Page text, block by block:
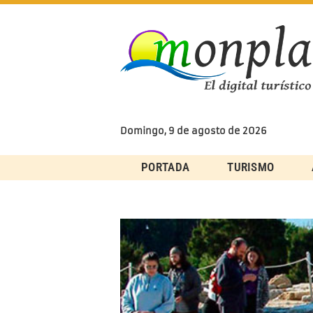
Skip
Domingo, 9 de agosto de 2026
PORTADA TURISMO